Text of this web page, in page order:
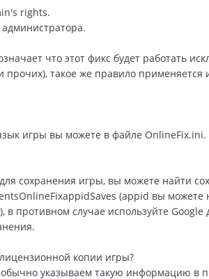
rights.
что этот фикс будет работать
прочих), такое же правило применяется
игры вы можете в файле OnlineFix.ini.
сохранения игры, вы можете найти
(appid вы можете
противном случае используйте Google
копии игры?
указываем такую информацию в